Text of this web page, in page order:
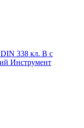
338 кл. B с
Инструмент